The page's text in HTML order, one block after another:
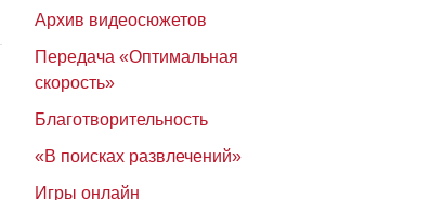
Архив видеосюжетов
Передача «Оптимальная
скорость»
Благотворительность
«В поисках развлечений»
Игры онлайн